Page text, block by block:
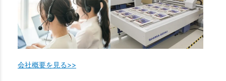
会社概要を見る>>